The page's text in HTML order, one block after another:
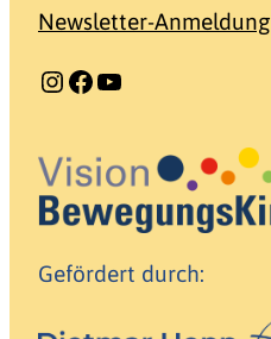
Newsletter-Anmeldung
Instagram Facebook YouTube
Gefördert durch: